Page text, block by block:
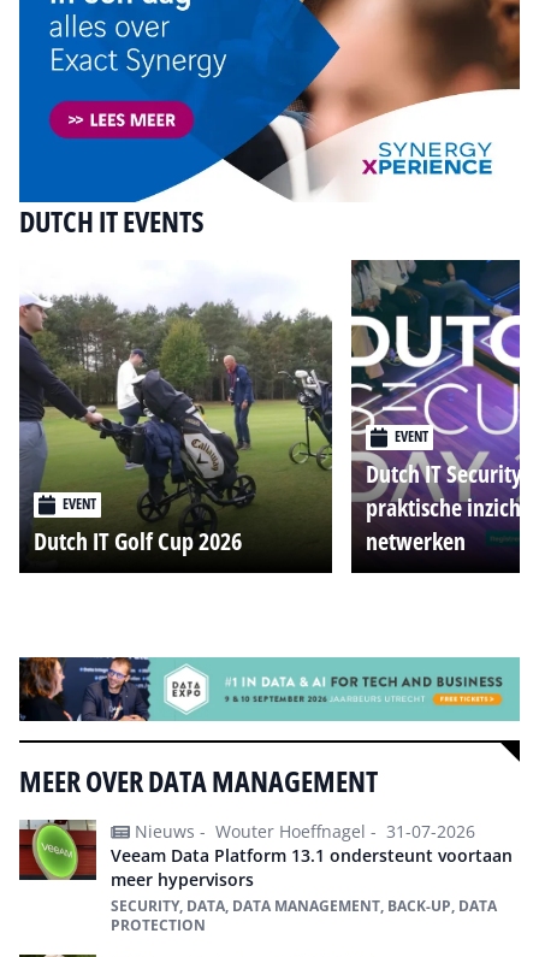
DUTCH IT EVENTS
EVENT
Dutch IT Golf Cup 2026
EVENT
Dutch IT Security
praktische
netwerken
MEER OVER DATA MANAGEMENT
Nieuws - Wouter Hoeffnagel - 31-07-2026
Veeam Data Platform 13.1 ondersteunt voortaan
meer hypervisors
SECURITY, DATA, DATA MANAGEMENT, BACK-UP, DATA
PROTECTION